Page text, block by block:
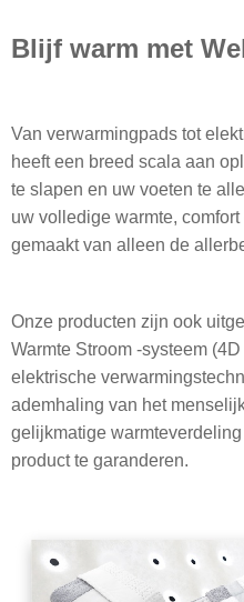
Blijf warm met
Van verwarmingpads tot
heeft een breed scala aan
te slapen en uw voeten te
uw volledige warmte,
gemaakt van alleen de
Onze producten zijn ook
Warmte Stroom -systeem
elektrische
ademhaling van het
gelijkmatige
product te garanderen.